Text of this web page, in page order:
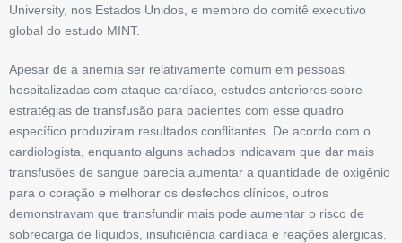
University, nos Estados Unidos, e membro do comitê executivo
global do estudo MINT.
Apesar de a anemia ser relativamente comum em pessoas
hospitalizadas com ataque cardíaco, estudos anteriores sobre
estratégias de transfusão para pacientes com esse quadro
específico produziram resultados conflitantes. De acordo com o
cardiologista, enquanto alguns achados indicavam que dar mais
transfusões de sangue parecia aumentar a quantidade de oxigênio
para o coração e melhorar os desfechos clínicos, outros
demonstravam que transfundir mais pode aumentar o risco de
sobrecarga de líquidos, insuficiência cardíaca e reações alérgicas.